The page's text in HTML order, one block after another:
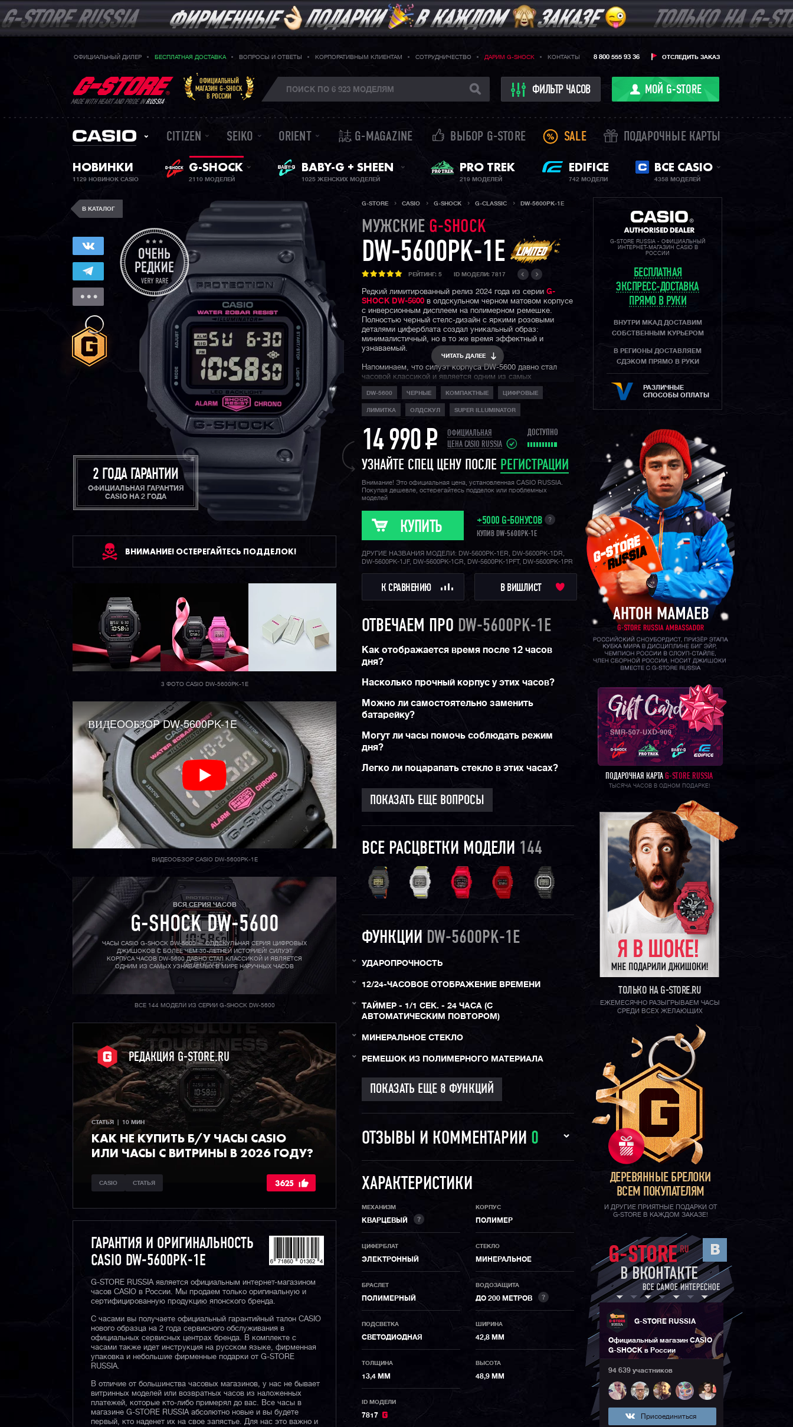
ОФИЦИАЛЬНЫЙ ДИЛЕР БЕСПЛАТНАЯ ДОСТАВКА ВОПРОСЫ И ОТВЕТЫ КОРПОРАТИВНЫМ КЛИЕНТАМ СОТРУДНИЧЕСТВО ДАРИМ G-SHOCK КОНТАКТЫ ОТСЛЕДИТЬ ЗАКАЗ
8 800 555 93 36
MADE WITH HEART AND PRIDE INRUSSIA
ОФИЦИАЛЬНЫЙ
МАГАЗИН G-SHOCK
В РОССИИ
ФИЛЬТР ЧАСОВ МОЙ G-STORE
CITIZEN SEIKO ORIENT 誌 G-MAGAZINE ВЫБОР G-STORE SALE ПОДАРОЧНЫЕ КАРТЫ
НОВИНКИ
1129 НОВИНОК CASIO
G-SHOCK
2110 МОДЕЛЕЙ
ЖЕНСКИЕ ЧАСЫ
BABY-G + SHEEN
1025 ЖЕНСКИХ МОДЕЛЕЙ
PRO TREK
219 МОДЕЛЕЙ
EDIFICE
742 МОДЕЛИ
ВСЕ CASIO
4358 МОДЕЛЕЙ
В КАТАЛОГ
2 ГОДА ГАРАНТИИ
ОФИЦИАЛЬНАЯ ГАРАНТИЯ
CASIO НА 2 ГОДА
ВНИМАНИЕ! ОСТЕРЕГАЙТЕСЬ ПОДДЕЛОК!
3 ФОТО CASIO DW-5600PK-1E
ВИДEOOБЗOP DW-5600PK-1E
ВИДЕООБЗОР CASIO DW-5600PK-1E
ВСЯ СЕРИЯ ЧАСОВ
G-SHOCK DW-5600
ЧАСЫ CASIO G-SHOCK DW-5600 — ОЛДСКУЛЬНАЯ СЕРИЯ ЦИФРОВЫХ
ДЖИШОКОВ С БОЛЕЕ ЧЕМ 30-ЛЕТНЕЙ ИСТОРИЕЙ! СИЛУЭТ
КОРПУСА ЧАСОВ DW-5600 ДАВНО СТАЛ КЛАССИКОЙ И ЯВЛЯЕТСЯ
ОДНИМ ИЗ САМЫХ УЗНАВАЕМЫХ В МИРЕ НАРУЧНЫХ ЧАСОВ
ВСЕ 144 МОДЕЛИ ИЗ СЕРИИ G-SHOCK DW-5600
РЕДАКЦИЯ G-STORE.RU
СТАТЬЯ  |  10 МИН
КАК НЕ КУПИТЬ Б/У ЧАСЫ CASIO
ИЛИ ЧАСЫ С ВИТРИНЫ В 2026 ГОДУ?
CASIO СТАТЬЯ 3625
ГАРАНТИЯ И ОРИГИНАЛЬНОСТЬ
CASIO DW-5600PK-1E
G-STORE RUSSIA является официальным интернет-магазином
часов CASIO в России. Мы продаем только оригинальную и
сертифицированную продукцию японского бренда.
С часами вы получаете официальный гарантийный талон CASIO
нового образца на 2 года сервисного обслуживания в
официальных сервисных центрах бренда. В комплекте с
часами также идет инструкция на русском языке, фирменная
упаковка и небольшие фирменные подарки от G-STORE
RUSSIA.
В отличие от большинства часовых магазинов, у нас не бывает
витринных моделей или возвратных часов из наложенных
платежей, которые кто-либо примерял до вас. Все часы в
магазине G-STORE RUSSIA абсолютно новые и вы будете
первый, кто наденет их на свое запястье. Для нас это важно и
G-STORE CASIO G-SHOCK G-CLASSIC DW-5600PK-1E
МУЖСКИЕ G-SHOCK
DW-5600PK-1E
РЕЙТИНГ: 5 ID МОДЕЛИ: 7817
Редкий лимитированный релиз 2024 года из серии G-
SHOCK DW-5600 в олдскульном черном матовом корпусе
с инверсионным дисплеем на полимерном ремешке.
Полностью черный стелс-дизайн с яркими розовыми
деталями циферблата создал уникальный образ:
минималистичный, но в то же время эффектный и
узнаваемый.
Напоминаем, что силуэт корпуса DW-5600 давно стал
часовой классикой и является одним из самых
узнаваемых в мире наручных часов. Помимо фешн
составляющей, не стоит забывать про водозащиту в 200
метров и легендарную джишоковую выносливость и
неубиваемость данной модели!
ЧИТАТЬ ДАЛЕЕ
DW-5600 ЧЕРНЫЕ КОМПАКТНЫЕ ЦИФРОВЫЕ
ЛИМИТКА ОЛДСКУЛ SUPER ILLUMINATOR
14 990P
ОФИЦИАЛЬНАЯ
ЦЕНА CASIO RUSSIA
ДОСТУПНО
УЗНАЙТЕ СПЕЦ ЦЕНУ ПОСЛЕ РЕГИСТРАЦИИ
Внимание! Это официальная цена, установленная CASIO RUSSIA.
Покупая дешевле, остерегайтесь подделок или проблемных
моделей
КУПИТЬ +5000 G-БОНУСОВ
КУПИВ DW-5600PK-1E
?
ДРУГИЕ НАЗВАНИЯ МОДЕЛИ: DW-5600PK-1ER, DW-5600PK-1DR,
DW-5600PK-1JF, DW-5600PK-1CR, DW-5600PK-1PFT, DW-5600PK-1PR
К СРАВНЕНИЮ В ВИШЛИСТ
ОТВЕЧАЕМ ПРО DW-5600PK-1E
Как отображается время после 12 часов
дня?
Насколько прочный корпус у этих часов?
Можно ли самостоятельно заменить
батарейку?
Могут ли часы помочь соблюдать режим
дня?
Легко ли поцарапать стекло в этих часах?
ПОКАЗАТЬ ЕЩЕ ВОПРОСЫ
ВСЕ РАСЦВЕТКИ МОДЕЛИ 144
ФУНКЦИИ DW-5600PK-1E
УДАРОПРОЧНОСТЬ
12/24-ЧАСОВОЕ ОТОБРАЖЕНИЕ ВРЕМЕНИ
ТАЙМЕР - 1/1 СЕК. - 24 ЧАСА (С
АВТОМАТИЧЕСКИМ ПОВТОРОМ)
МИНЕРАЛЬНОЕ СТЕКЛО
РЕМЕШОК ИЗ ПОЛИМЕРНОГО МАТЕРИАЛА
ОТЗЫВЫ И КОММЕНТАРИИ 0
ХАРАКТЕРИСТИКИ
МЕХАНИЗМ
КВАРЦЕВЫЙ ?
КОРПУС
ПОЛИМЕР
ЦИФЕРБЛАТ
ЭЛЕКТРОННЫЙ
СТЕКЛО
МИНЕРАЛЬНОЕ
БРАСЛЕТ
ПОЛИМЕРНЫЙ
ВОДОЗАЩИТА
ДО 200 МЕТРОВ ?
ПОДСВЕТКА
СВЕТОДИОДНАЯ
ШИРИНА
42,8 ММ
ТОЛЩИНА
13,4 ММ
ВЫСОТА
48,9 ММ
ID МОДЕЛИ
7817
G-STORE RUSSIA - ОФИЦИАЛЬНЫЙ
ИНТЕРНЕТ-МАГАЗИН CASIO В
РОССИИ
БЕСПЛАТНАЯ
ЭКСПРЕСС-ДОСТАВКА
ПРЯМО В РУКИ
ВНУТРИ МКАД ДОСТАВИМ
СОБСТВЕННЫМ КУРЬЕРОМ
В РЕГИОНЫ ДОСТАВЛЯЕМ
СДЭКОМ ПРЯМО В РУКИ
РАЗЛИЧНЫЕ
СПОСОБЫ ОПЛАТЫ
ПОДАРОЧНАЯ КАРТА G-STORE RUSSIA
ТЫСЯЧА ЧАСОВ В ОДНОМ ПОДАРКЕ!
ТОЛЬКО НА G-STORE.RU
ЕЖЕМЕСЯЧНО РАЗЫГРЫВАЕМ ЧАСЫ
СРЕДИ ВСЕХ ЖЕЛАЮЩИХ
ДЕРЕВЯННЫЕ БРЕЛОКИ
ВСЕМ ПОКУПАТЕЛЯМ
И ДРУГИЕ ПРИЯТНЫЕ ПОДАРКИ ОТ
G-STORE В КАЖДОМ ЗАКАЗЕ!
G-STORE RUSSIA
Официальный магазин CASIO
G-SHOCK в России
94 639 участников
Присоединиться